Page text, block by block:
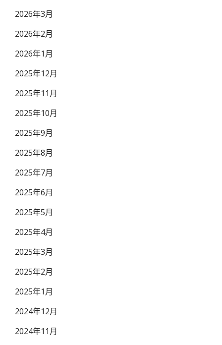
2026年3月
2026年2月
2026年1月
2025年12月
2025年11月
2025年10月
2025年9月
2025年8月
2025年7月
2025年6月
2025年5月
2025年4月
2025年3月
2025年2月
2025年1月
2024年12月
2024年11月